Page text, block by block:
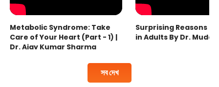
সব দেখ
Metabolic Syndrome: Take
Care of Your Heart (Part - 1) |
Dr. Ajay Kumar Sharma
Surprising Reasons
in Adults By Dr.